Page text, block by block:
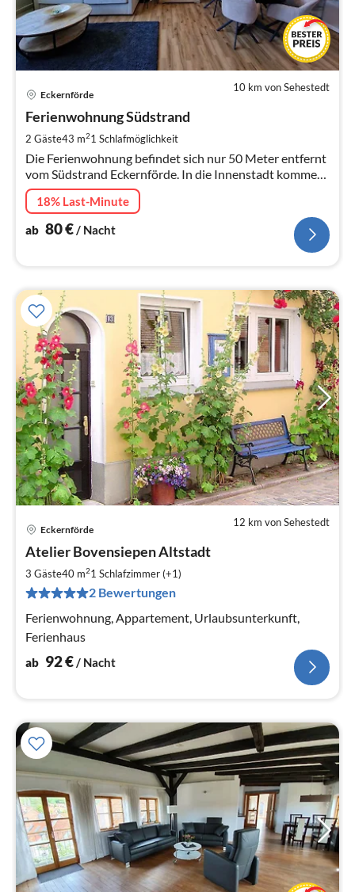
10 km von Sehestedt
Eckernförde
Ferienwohnung Südstrand
2 Gäste43 m21 Schlafmöglichkeit
Die Ferienwohnung befindet sich nur 50 Meter entfernt
vom Südstrand Eckernförde. In die Innenstadt kommen
Sie entspannt mit dem Bus. Eine Anreise mit der Bahn
ist möglich.
18% Last-Minute
ab 80€/ Nacht
12 km von Sehestedt
Eckernförde
Atelier Bovensiepen Altstadt
3 Gäste40 m21 Schlafzimmer (+1)
2 Bewertungen
Ferienwohnung, Appartement, Urlaubsunterkunft,
Ferienhaus
ab 92€/ Nacht